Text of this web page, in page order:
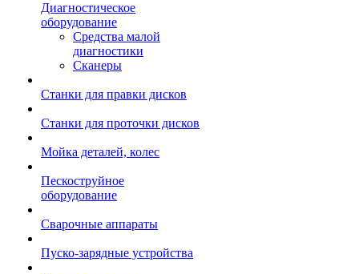
Диагностическое
оборудование
Средства малой
диагностики
Сканеры
Станки для правки дисков
Станки для проточки дисков
Мойка деталей, колес
Пескоструйное
оборудование
Сварочные аппараты
Пуско-зарядные устройства